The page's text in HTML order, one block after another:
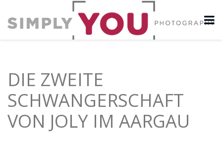
DIE ZWEITE
SCHWANGERSCHAFT
VON JOLY IM AARGAU